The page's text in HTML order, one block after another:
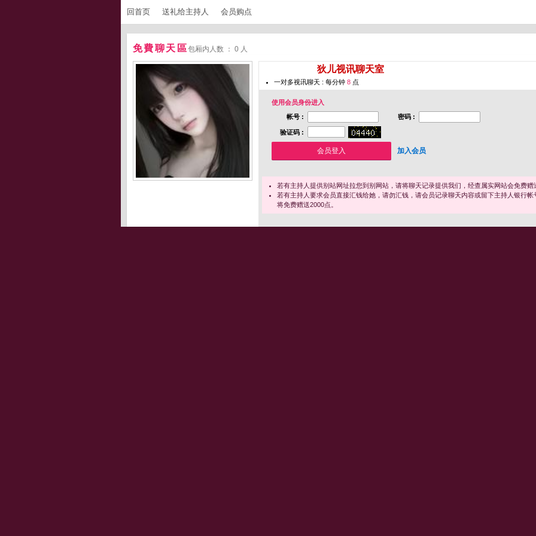
回首页 送礼给主持人 会员购点
免費聊天區包厢内人数 ： 0 人
狄儿视讯聊天室
一对多视讯聊天 : 每分钟 8 点
使用会员身份进入
帐号 :
密码 :
验证码 :
加入会员
若有主持人提供别站网址拉您到别网站，请将聊天记录提供我们，经查属实网站会免费赠
若有主持人要求会员直接汇钱给她，请勿汇钱，请会员记录聊天内容或留下主持人银行
将免费赠送2000点。